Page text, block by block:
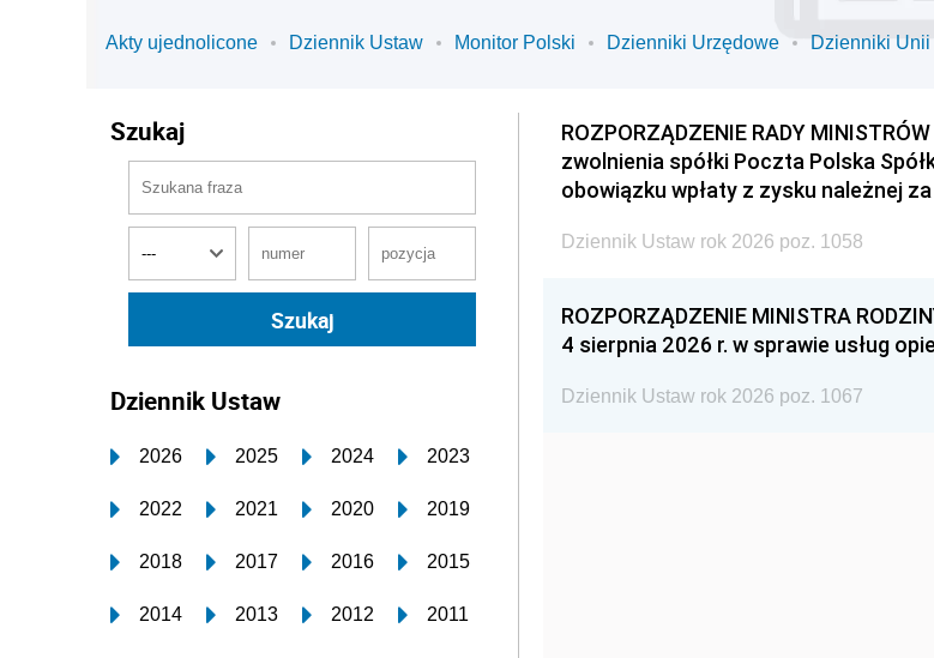
Akty ujednolicone Dziennik Ustaw Monitor Polski Dzienniki Urzędowe Dzienniki
Szukaj
Dziennik Ustaw
2026 2025 2024 2023
2022 2021 2020 2019
2018 2017 2016 2015
2014 2013 2012 2011
ROZPORZĄDZENIE RADY
zwolnienia spółki Poczta Polska
obowiązku wpłaty z zysku należnej
Dziennik Ustaw rok 2026 poz. 1058
ROZPORZĄDZENIE MINISTRA
4 sierpnia 2026 r. w sprawie usług
Dziennik Ustaw rok 2026 poz. 1067